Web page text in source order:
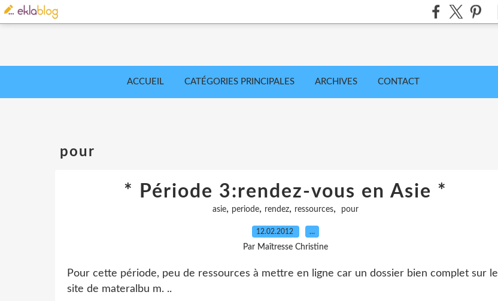
ACCUEIL CATÉGORIES PRINCIPALES ARCHIVES CONTACT
pour
* Période 3:rendez-vous en Asie *
asie, periode, rendez, ressources, pour
12.02.2012 …
Par Maîtresse Christine
Pour cette période, peu de ressources à mettre en ligne car un dossier bien complet sur le
site de materalbu m. ..